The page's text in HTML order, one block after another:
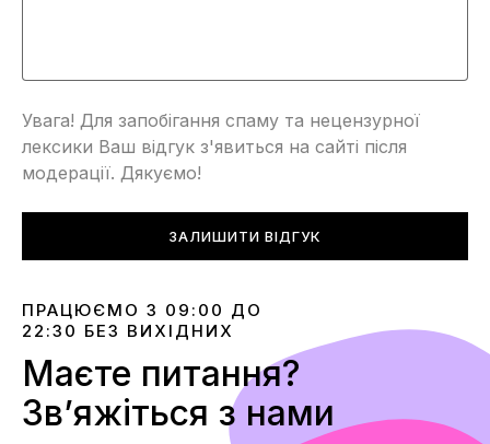
Увага! Для запобігання спаму та нецензурної
лексики Ваш відгук з'явиться на сайті після
модерації. Дякуємо!
ЗАЛИШИТИ ВІДГУК
ПРАЦЮЄМО З 09:00 ДО
22:30 БЕЗ ВИХІДНИХ
Маєте питання?
Звʼяжіться з нами